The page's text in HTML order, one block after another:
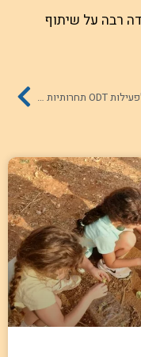
רבה על שיתוף
רעיונות לפעילות ODT תחרותיות בריאה: כדוריד עם ערכים